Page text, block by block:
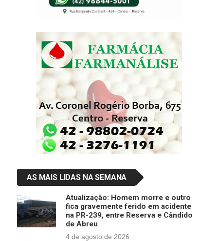
AS MAIS LIDAS NA SEMANA
Atualização: Homem morre e outro
fica gravemente ferido em acidente
na PR-239, entre Reserva e Cândido
de Abreu
4 de agosto de 2026